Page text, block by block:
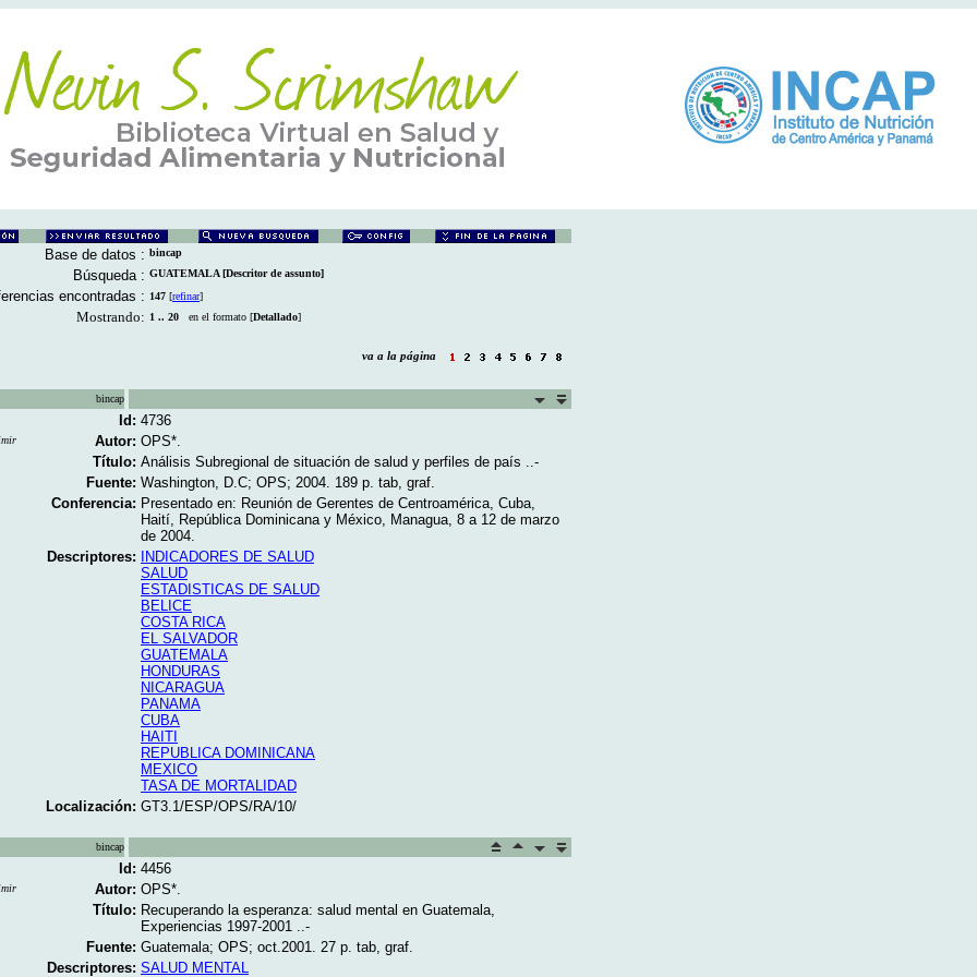
Base de datos : bincap
Búsqueda : GUATEMALA [Descritor de assunto]
encontradas : 147 [refinar]
Mostrando: 1 .. 20 en el formato [Detallado]
va a la página
bincap
Id: 4736
Autor: OPS*.
Título: Análisis Subregional de situación de salud y perfiles de país ..-
Fuente: Washington, D.C; OPS; 2004. 189 p. tab, graf.
Conferencia: Presentado en: Reunión de Gerentes de Centroamérica, Cuba,
Haití, República Dominicana y México, Managua, 8 a 12 de marzo
de 2004.
Descriptores:
INDICADORES DE SALUD
SALUD
ESTADISTICAS DE SALUD
BELICE
COSTA RICA
EL SALVADOR
GUATEMALA
HONDURAS
NICARAGUA
PANAMA
CUBA
HAITI
REPUBLICA DOMINICANA
MEXICO
TASA DE MORTALIDAD
Localización: GT3.1/ESP/OPS/RA/10/
bincap
Id: 4456
Autor: OPS*.
Título: Recuperando la esperanza: salud mental en Guatemala,
Experiencias 1997-2001 ..-
Fuente: Guatemala; OPS; oct.2001. 27 p. tab, graf.
Descriptores: SALUD MENTAL